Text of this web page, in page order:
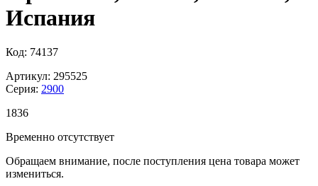
Испания
Код: 74137
Артикул: 295525
Серия: 2900
1836
Временно отсутствует
Обращаем внимание, после поступления цена товара может
измениться.